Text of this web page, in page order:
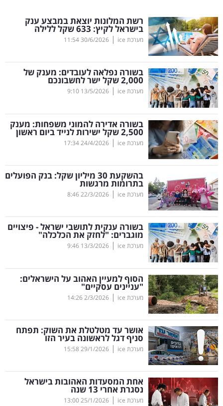
דיגיטל
וטק
שיווק
ופרסום
משפט
מדדים
ומחקרים
דעות
רכילות
עסקית
קריפטו
ויראלי
טלוויזיה
עסקי
ספורט
קריירה
ולימודים
מינויים
רייטינג
רשת המלונות יוצאת במבצע ענק
בישראל לקיץ: 633 שקל ללילה
מערכת ice |
30/6/2026
11:54
בשורה נפלאה לעובדים: מענק של
2,000 שקל ישר לחשבונכם
מערכת ice |
13/5/2026
9:10
בשורה אדירה להמוני משפחות: מענק
2,500 שקל ישירות לנייד ביום ראשון
מערכת ice |
24/4/2026
17:34
בהשקעת 30 מיליון שקל: בנק הפועלים
בתרומות מרגשות
מערכת ice |
22/3/2026
8:46
בשורה ענקית לתושבי ישראל - פיצויים
מוגברים: "לחזק את הכלכלה"
מערכת ice |
13/3/2026
9:46
הסוף למעיין האהוב על הישראלים:
"עניינים עסקיים"
מערכת ice |
2/3/2026
14:26
אושר עד מטלטלת את השוק: תפתח
סניף דגל לראשונה בעיר הזו
מערכת ice |
29/1/2026
15:58
אחת המסעדות האהובות בישראל
נסגרת אחרי 13 שנה
מערכת ice |
25/1/2026
13:00